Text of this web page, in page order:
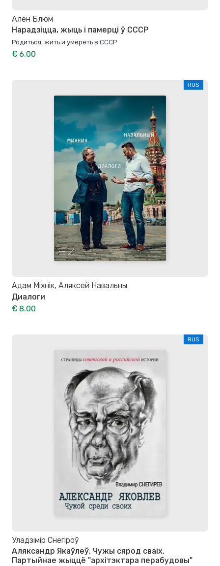
Ален Блюм
Нарадзіцца, жыць і памерці ў СССР
Родиться, жить и умереть в СССР
€ 6.00
RUS
Адам Міхнік, Аляксей Навальны
Диалоги
€ 8.00
RUS
Уладзімір Снегіроў
Аляксандр Якаўлеў. Чужы сярод сваіх.
Партыйнае жыццё "архітэктара перабудовы"